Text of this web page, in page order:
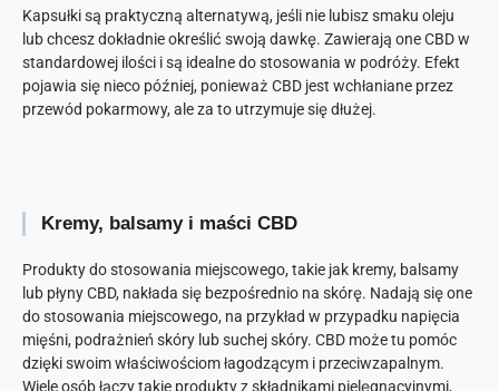
Kapsułki są praktyczną alternatywą, jeśli nie lubisz smaku oleju
lub chcesz dokładnie określić swoją dawkę. Zawierają one CBD w
standardowej ilości i są idealne do stosowania w podróży. Efekt
pojawia się nieco później, ponieważ CBD jest wchłaniane przez
przewód pokarmowy, ale za to utrzymuje się dłużej.
Kremy, balsamy i maści CBD
Produkty do stosowania miejscowego, takie jak kremy, balsamy
lub płyny CBD, nakłada się bezpośrednio na skórę. Nadają się one
do stosowania miejscowego, na przykład w przypadku napięcia
mięśni, podrażnień skóry lub suchej skóry. CBD może tu pomóc
dzięki swoim właściwościom łagodzącym i przeciwzapalnym.
Wiele osób łączy takie produkty z składnikami pielęgnacyjnymi,